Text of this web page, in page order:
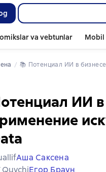
va vebtunlar
📚 Потенциал ИИ в
ИИ в
Аша Саксена
Егор Браун